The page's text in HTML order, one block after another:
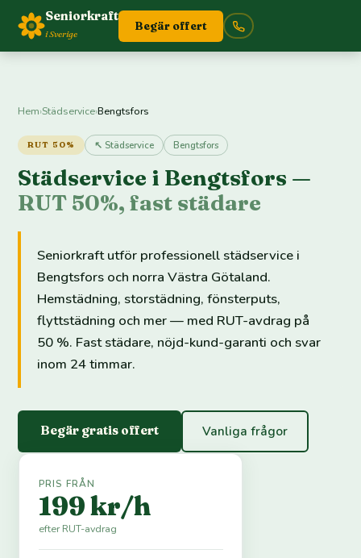
Seniorkraft
i Sverige
Begär offert
Hem›Städservice›Bengtsfors
RUT 50% ↖ Städservice Bengtsfors
Städservice i Bengtsfors —
RUT 50%, fast städare
Seniorkraft utför professionell städservice i
Bengtsfors och norra Västra Götaland.
Hemstädning, storstädning, fönsterputs,
flyttstädning och mer — med RUT-avdrag på
50 %. Fast städare, nöjd-kund-garanti och svar
inom 24 timmar.
Begär gratis offert Vanliga frågor
PRIS FRÅN
199 kr/h
efter RUT-avdrag